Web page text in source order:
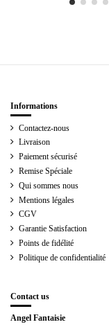
Informations
Contactez-nous
Livraison
Paiement sécurisé
Remise Spéciale
Qui sommes nous
Mentions légales
CGV
Garantie Satisfaction
Points de fidélité
Politique de confidentialité
Contact us
Angel Fantaisie